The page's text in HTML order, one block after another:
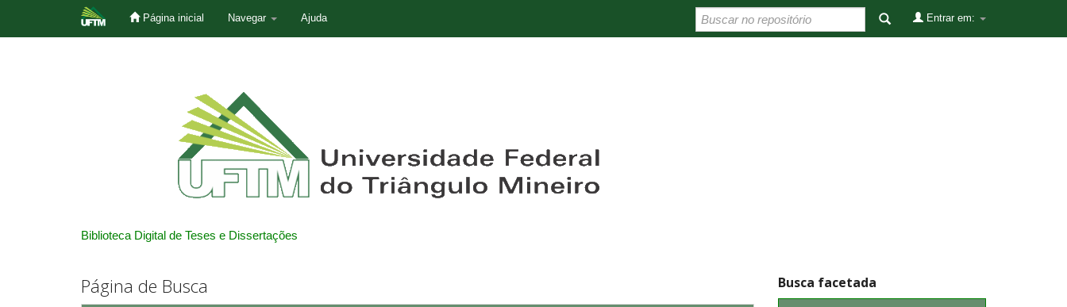
Página inicial Navegar Ajuda Entrar em:
Biblioteca Digital de Teses e Dissertações
Página de Busca Busca facetada